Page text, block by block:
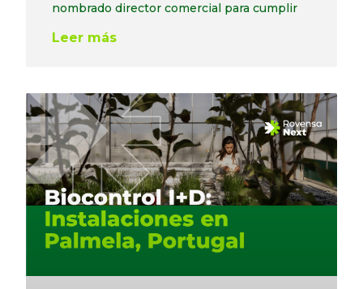
nombrado director comercial para cumplir
Leer más